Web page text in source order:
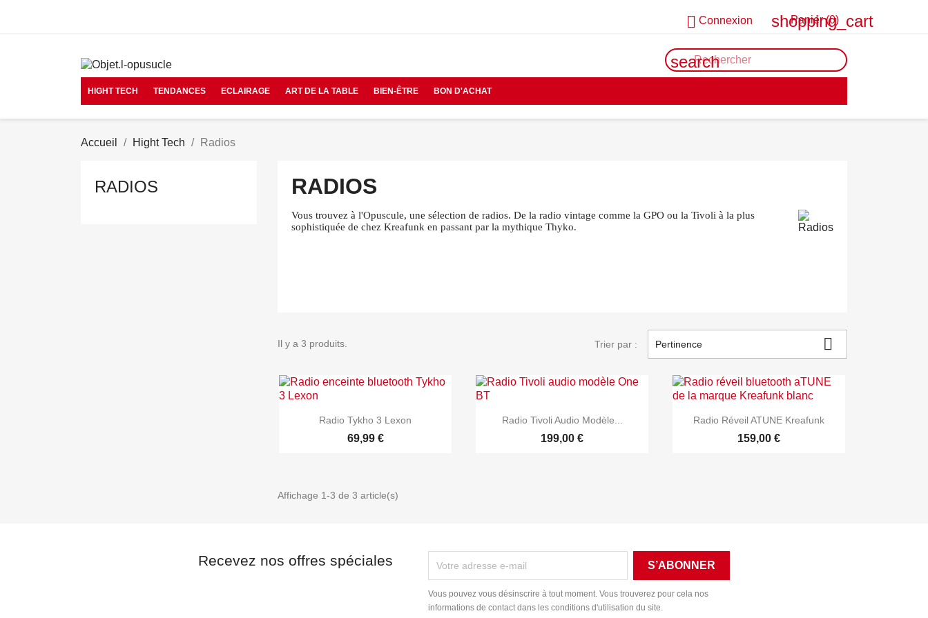
 Connexion shopping_cart
Panier (0)
search
HIGHT TECH TENDANCES ECLAIRAGE ART DE LA TABLE BIEN-ÊTRE BON D'ACHAT
Accueil Hight Tech Radios
RADIOS RADIOS
Vous trouvez à l'Opuscule, une sélection de radios. De la radio vintage comme la GPO ou la Tivoli à la plus
sophistiquée de chez Kreafunk en passant par la mythique Thyko.
Il y a 3 produits. Trier par : Pertinence 
 Aperçu rapide
Radio Tykho 3 Lexon
69,99 €
 Aperçu rapide
Radio Tivoli Audio Modèle...
199,00 €
 Aperçu rapide
Radio Réveil ATUNE Kreafunk
159,00 €
Affichage 1-3 de 3 article(s)
Recevez nos offres spéciales
Vous pouvez vous désinscrire à tout moment. Vous trouverez pour cela nos
informations de contact dans les conditions d'utilisation du site.